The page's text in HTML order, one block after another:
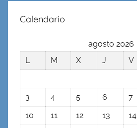
Calendario
agosto 2026
L
M X J V
3
4 5 6 7
10
11 12 13 14